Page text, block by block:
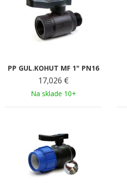
PP GUL.KOHUT MF 1" PN16
17,026 €
Na sklade 10+